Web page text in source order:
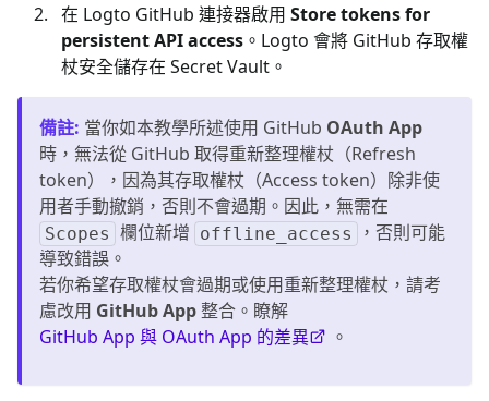
在 Logto GitHub 連接器啟用 Store tokens for
persistent API access 。Logto 會將 GitHub 存取權
杖安全儲存在 Secret Vault。
備註: 當你如本教學所述使用 GitHub OAuth App
時，無法從 GitHub 取得重新整理權杖（Refresh
token），因為其存取權杖（Access token）除非使
用者手動撤銷，否則不會過期。因此，無需在
Scopes 欄位新增 offline_access
，否則可能
導致錯誤。
若你希望存取權杖會過期或使用重新整理權杖，請考
慮改用 GitHub App 整合。瞭解
GitHub App 與 OAuth App 的差異
。